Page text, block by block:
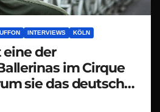
INTERVIEWS KÖLN
eine der
im Cirque
sie das deutsche